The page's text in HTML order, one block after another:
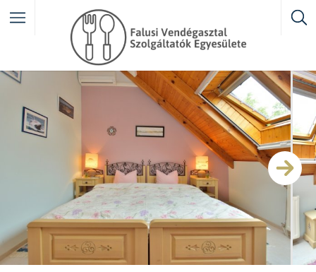
Featured Listings
Category